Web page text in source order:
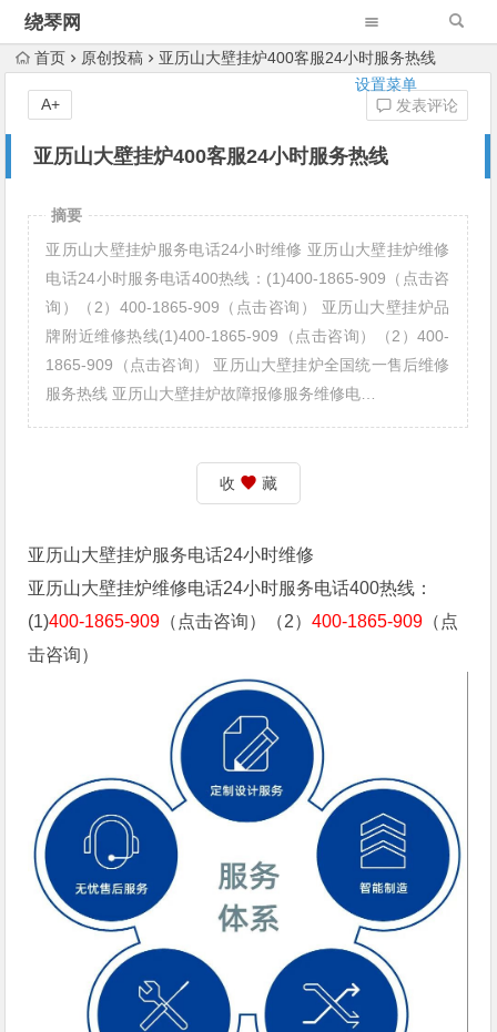
绕琴网
设置菜单
首页 原创投稿 亚历山大壁挂炉400客服24小时服务热线
亚历山大壁挂炉400客服24小时服务热线
发表评论
A+
摘要
亚历山大壁挂炉服务电话24小时维修 亚历山大壁挂炉维修
电话24小时服务电话400热线：(1)400-1865-909（点击咨
询）（2）400-1865-909（点击咨询） 亚历山大壁挂炉品
牌附近维修热线(1)400-1865-909（点击咨询）（2）400-
1865-909（点击咨询） 亚历山大壁挂炉全国统一售后维修
服务热线 亚历山大壁挂炉故障报修服务维修电…
收 藏
亚历山大壁挂炉服务电话24小时维修
亚历山大壁挂炉维修电话24小时服务电话400热线：
(1)400-1865-909 （点击咨询）（2）400-1865-909 （点
击咨询）